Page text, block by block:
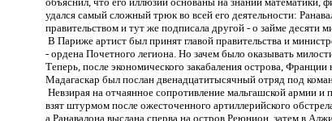
удался самый сложный трюк во всей его деятельности:
правительством и тут же подписала другой - о займе десяти
В Париже артист был принят главой правительства и
- ордена Почетного легиона. Но зачем было оказывать
Теперь, после экономического закабаления острова,
Мадагаскар был послан двенадцатитысячный отряд под
Невзирая на отчаянное сопротивление мальгашской армии
взят штурмом после ожесточенного артиллерийского
а Ранавалона выслана сперва на остров Реюнион, затем в